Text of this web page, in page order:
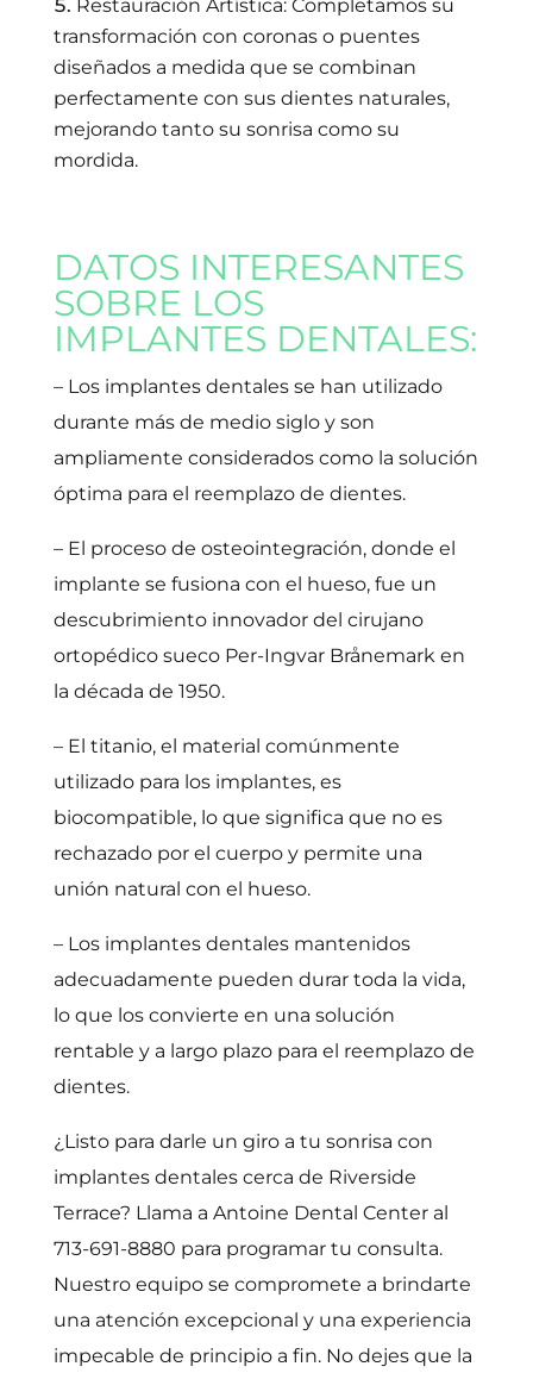
Restauración Artística: Completamos su
transformación con coronas o puentes
diseñados a medida que se combinan
perfectamente con sus dientes naturales,
mejorando tanto su sonrisa como su
mordida.
DATOS INTERESANTES
SOBRE LOS
IMPLANTES DENTALES:
– Los implantes dentales se han utilizado
durante más de medio siglo y son
ampliamente considerados como la solución
óptima para el reemplazo de dientes.
– El proceso de osteointegración, donde el
implante se fusiona con el hueso, fue un
descubrimiento innovador del cirujano
ortopédico sueco Per-Ingvar Brånemark en
la década de 1950.
– El titanio, el material comúnmente
utilizado para los implantes, es
biocompatible, lo que significa que no es
rechazado por el cuerpo y permite una
unión natural con el hueso.
– Los implantes dentales mantenidos
adecuadamente pueden durar toda la vida,
lo que los convierte en una solución
rentable y a largo plazo para el reemplazo de
dientes.
¿Listo para darle un giro a tu sonrisa con
implantes dentales cerca de Riverside
Terrace? Llama a Antoine Dental Center al
713-691-8880 para programar tu consulta.
Nuestro equipo se compromete a brindarte
una atención excepcional y una experiencia
impecable de principio a fin. No dejes que la